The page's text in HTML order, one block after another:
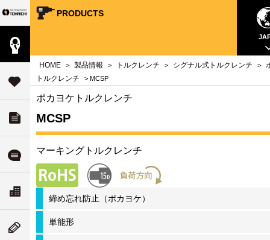
Your Torque Partner TOHNICHI
サポート
ダウンロード
よくある質問
ニューストピックス
close
close
close
close
て
ティ
close
close
close PRODUCTS
HOME > 製品情報 > トルクレンチ > シグナル式トルクレンチ >
トルクレンチ
> MCSP
ポカヨケトルクレンチ
MCSP
マーキングトルクレンチ
締め忘れ防止（ポカヨケ）
単能形